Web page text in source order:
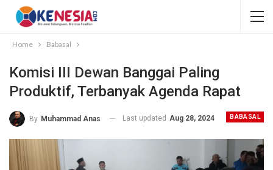
Home Babasal
Komisi III Dewan Banggai Paling
Produktif, Terbanyak Agenda Rapat
BABASAL
By Muhammad Anas Last updated Aug 28, 2024